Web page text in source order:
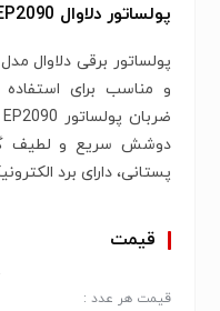
پولساتور دلاوال EP2090 دو کانال گاودوش
و مناسب برای
دوشش سریع و لطیف
پستانی، دارای برد
قیمت
قیمت هر عدد :